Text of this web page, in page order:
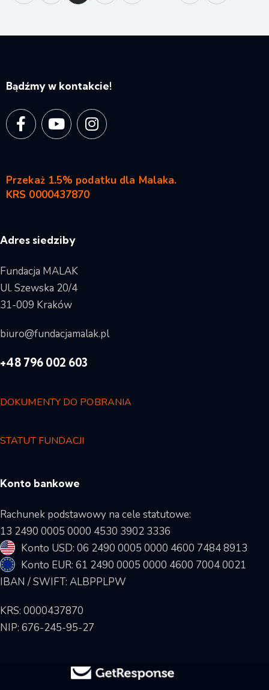
Bądźmy w kontakcie!
Przekaż 1.5% podatku dla Malaka.
KRS 0000437870
Adres siedziby
Fundacja MALAK
Ul. Szewska 20/4
31-009 Kraków
biuro@fundacjamalak.pl
+48 796 002 603
DOKUMENTY DO POBRANIA
STATUT FUNDACJI
Konto bankowe
Rachunek podstawowy na cele statutowe:
13 2490 0005 0000 4530 3902 3336
Konto USD: 06 2490 0005 0000 4600 7484 8913
Konto EUR: 61 2490 0005 0000 4600 7004 0021
IBAN / SWIFT: ALBPPLPW
KRS: 0000437870
NIP: 676-245-95-27